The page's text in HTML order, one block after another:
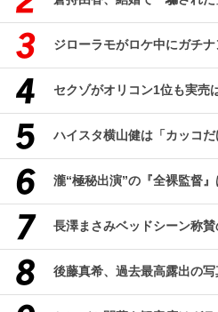
ジローラモがロケ中にガチ
セクゾがオリコン1位も実
ハイスタ横山健は「カッコだ
瀧“極秘出演”の『全裸監督』
長澤まさみベッドシーン称
後藤真希、過去最高露出の